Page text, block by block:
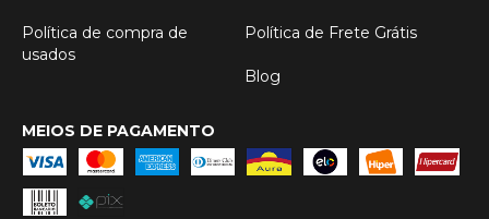
Política de compra de
usados
Política de Frete Grátis
Blog
MEIOS DE PAGAMENTO